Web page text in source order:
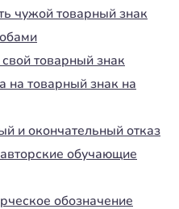
чужой товарный знак
товарный знак
товарный знак на
и окончательный отказ
обучающие
обозначение